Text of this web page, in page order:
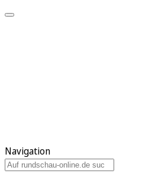
Navigation